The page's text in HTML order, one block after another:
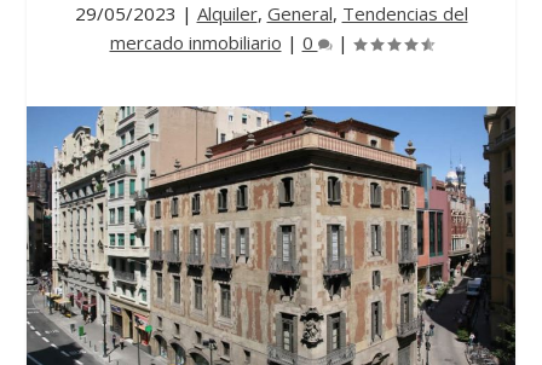
29/05/2023 | Alquiler, General, Tendencias del
mercado inmobiliario | 0 |